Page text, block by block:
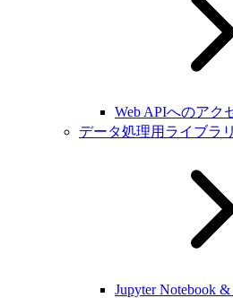
Web APIへのアク
データ処理用ライブラ
Jupyter Notebook